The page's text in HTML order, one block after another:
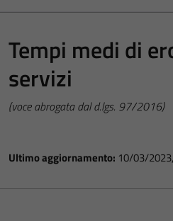
Tempi medi di
servizi
(voce abrogata dal d.lgs. 97/2016)
Ultimo aggiornamento: 10/03/